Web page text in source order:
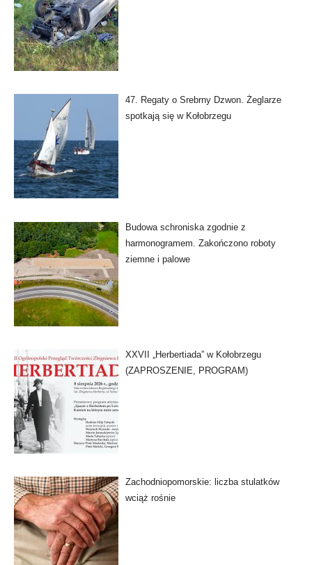
47. Regaty o Srebrny Dzwon. Żeglarze
spotkają się w Kołobrzegu
Budowa schroniska zgodnie z
harmonogramem. Zakończono roboty
ziemne i palowe
XXVII „Herbertiada” w Kołobrzegu
(ZAPROSZENIE, PROGRAM)
Zachodniopomorskie: liczba stulatków
wciąż rośnie